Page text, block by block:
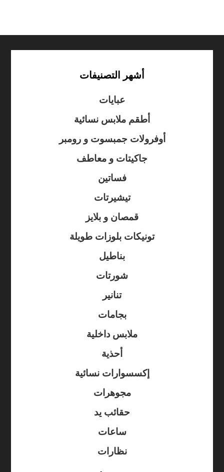
أشهر التصنيفات
عبايات
أطقم ملابس نسائية
أوفرولات جمبسوت و رومبر
جاكيتات و معاطف
فساتين
تيشيرتات
قمصان و بلايز
تونيكات بلوزات طويلة
بناطيل
شورتات
تنانير
بجامات
ملابس داخلية
أحذية
إكسسوارات نسائية
مجوهرات
حقائب يد
ساعات
نظارات